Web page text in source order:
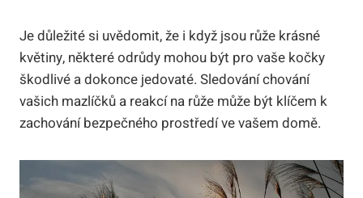
Je důležité si uvědomit, že i když jsou růže krásné
květiny, některé odrůdy mohou být pro vaše kočky
škodlivé a dokonce jedovaté. Sledování chování
vašich mazlíčků a reakcí na růže může být klíčem k
zachování bezpečného prostředí ve vašem domě.